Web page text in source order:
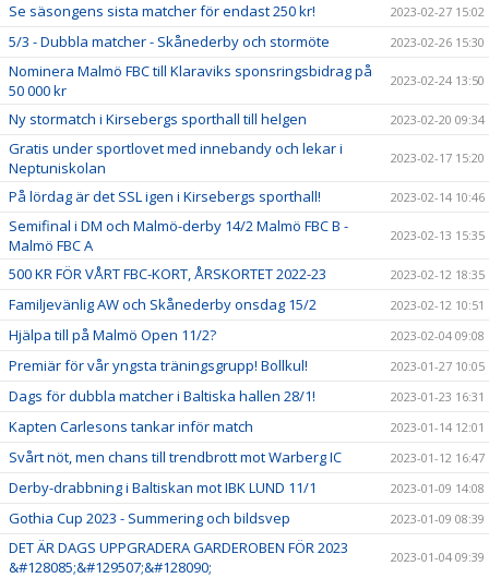
Se säsongens sista matcher för endast 250 kr! 2023-02-27 15:02
5/3 - Dubbla matcher - Skånederby och stormöte 2023-02-26 15:30
Nominera Malmö FBC till Klaraviks sponsringsbidrag på
50 000 kr
2023-02-24 13:50
Ny stormatch i Kirsebergs sporthall till helgen 2023-02-20 09:34
Gratis under sportlovet med innebandy och lekar i
Neptuniskolan
2023-02-17 15:20
På lördag är det SSL igen i Kirsebergs sporthall! 2023-02-14 10:46
Semifinal i DM och Malmö-derby 14/2 Malmö FBC B -
Malmö FBC A
2023-02-13 15:35
500 KR FÖR VÅRT FBC-KORT, ÅRSKORTET 2022-23 2023-02-12 18:35
Familjevänlig AW och Skånederby onsdag 15/2 2023-02-12 10:51
Hjälpa till på Malmö Open 11/2? 2023-02-04 09:08
Premiär för vår yngsta träningsgrupp! Bollkul! 2023-01-27 10:05
Dags för dubbla matcher i Baltiska hallen 28/1! 2023-01-23 16:31
Kapten Carlesons tankar inför match 2023-01-14 12:01
Svårt nöt, men chans till trendbrott mot Warberg IC 2023-01-12 16:47
Derby-drabbning i Baltiskan mot IBK LUND 11/1 2023-01-09 14:08
Gothia Cup 2023 - Summering och bildsvep 2023-01-09 08:39
DET ÄR DAGS UPPGRADERA GARDEROBEN FÖR 2023
&#128085;&#129507;&#128090;
2023-01-04 09:39